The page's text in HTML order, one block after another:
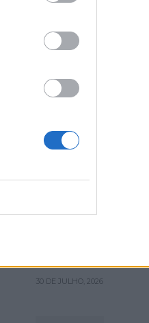
Município de
manutenção
emergência
Quinta edição
Inovação J.
candidaturas...
30 DE JULHO, 2026